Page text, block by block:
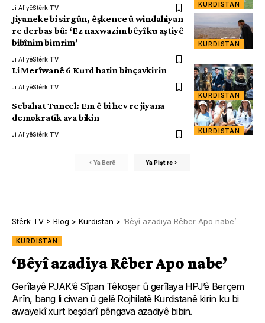
KURDISTAN
Ji AliyêStêrk TV
KURDISTAN
Jiyaneke bi sirgûn, êşkence û windahiyan
re derbas bû: ‘Ez naxwazim bêyî ku aştiyê
bibînim bimrim’
Ji AliyêStêrk TV
KURDISTAN
Li Merîwanê 6 Kurd hatin binçavkirin
Ji AliyêStêrk TV
KURDISTAN
Sebahat Tuncel: Em ê bi hev re jiyana
demokratîk ava bikin
Ji AliyêStêrk TV
Ya Berê Ya Pişt re
Stêrk TV > Blog > Kurdistan > ‘Bêyî azadiya Rêber Apo nabe’
KURDISTAN
‘Bêyî azadiya Rêber Apo nabe’
Gerîlayê PJAK’ê Sîpan Têkoşer û gerîlaya HPJ’ê Berçem
Arîn, bang li ciwan û gelê Rojhilatê Kurdistanê kirin ku bi
awayekî xurt beşdarî pêngava azadiyê bibin.